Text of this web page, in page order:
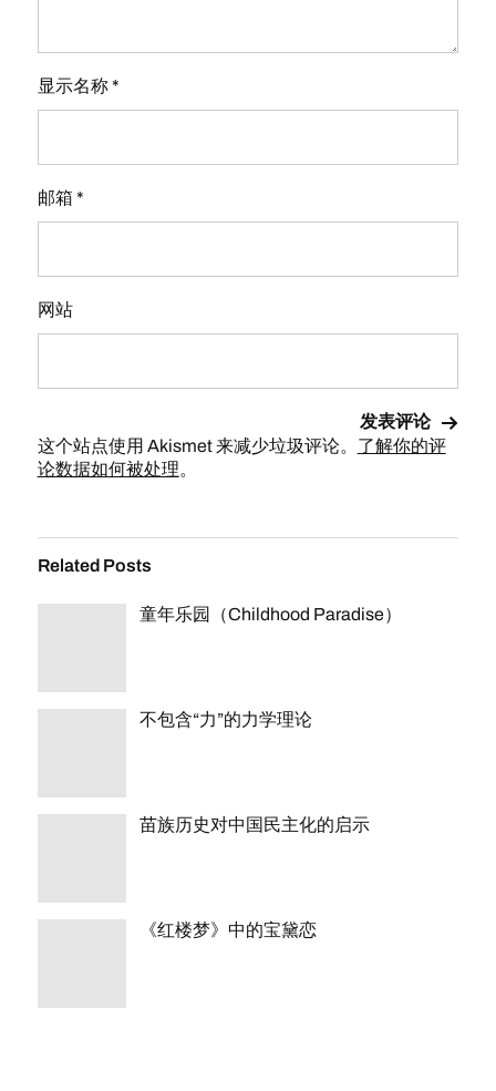
显示名称*
邮箱 *
网站
这个站点使用 Akismet 来减少垃圾评论。 了解你的评
论数据如何被处理。
Related Posts
童年乐园（Childhood Paradise）
不包含“力”的力学理论
苗族历史对中国民主化的启示
《红楼梦》中的宝黛恋